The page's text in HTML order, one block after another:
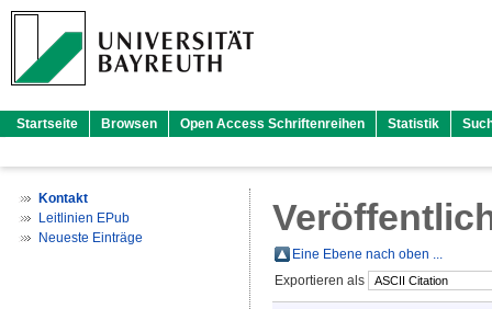
Startseite Browsen Open Access Schriftenreihen Statistik
Kontakt
Leitlinien EPub
Neueste Einträge
Eine Ebene nach oben ...
Exportieren als